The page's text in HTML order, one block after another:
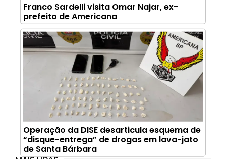
Franco Sardelli visita Omar Najar, ex-
prefeito de Americana
Operação da DISE desarticula esquema de
“disque-entrega” de drogas em lava-jato
de Santa Bárbara